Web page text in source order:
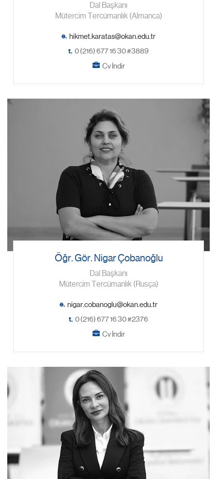
Dal Başkanı
Mütercim Tercümanlık (Almanca)
e.
t. 0 (216) 677 16 30 #3889
Cv İndir
Öğr. Gör. Nigar Çobanoğlu
Dal Başkanı
Mütercim Tercümanlık (Rusça)
e.
t. 0 (216) 677 16 30 #2376
Cv İndir